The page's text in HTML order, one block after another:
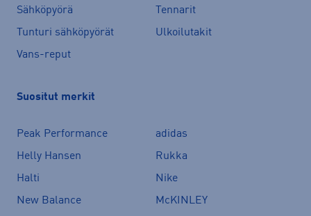
Sähköpyörä
Tennarit
Tunturi sähköpyörät
Ulkoilutakit
Vans-reput
Suositut merkit
Peak Performance
adidas
Helly Hansen
Rukka
Halti
Nike
New Balance
McKINLEY